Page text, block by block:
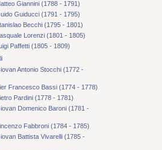
Giannini (1788 - 1791)
Guiducci (1791 - 1795)
Becchi (1795 - 1801)
Lorenzi (1801 - 1805)
Paffetti (1805 - 1809)
Antonio Stocchi (1772 -
Francesco Bassi (1774 - 1778)
Pardini (1778 - 1781)
Domenico Baroni (1781 -
Fabbroni (1784 - 1785)
Battista Vivarelli (1785 -